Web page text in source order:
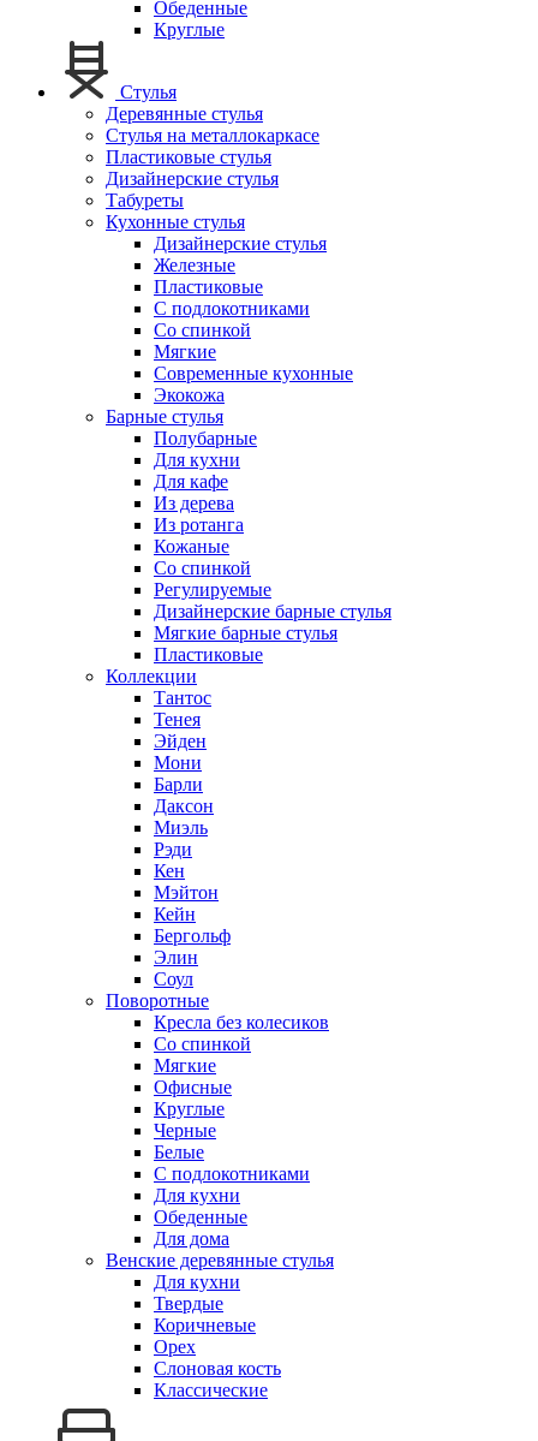
Обеденные
Круглые
Стулья
Деревянные стулья
Стулья на металлокаркасе
Пластиковые стулья
Дизайнерские стулья
Табуреты
Кухонные стулья
Дизайнерские стулья
Железные
Пластиковые
С подлокотниками
Со спинкой
Мягкие
Современные кухонные
Экокожа
Барные стулья
Полубарные
Для кухни
Для кафе
Из дерева
Из ротанга
Кожаные
Со спинкой
Регулируемые
Дизайнерские барные стулья
Мягкие барные стулья
Пластиковые
Коллекции
Тантос
Тенея
Эйден
Мони
Барли
Даксон
Миэль
Рэди
Кен
Мэйтон
Кейн
Бергольф
Элин
Соул
Поворотные
Кресла без колесиков
Со спинкой
Мягкие
Офисные
Круглые
Черные
Белые
С подлокотниками
Для кухни
Обеденные
Для дома
Венские деревянные стулья
Для кухни
Твердые
Коричневые
Орех
Слоновая кость
Классические